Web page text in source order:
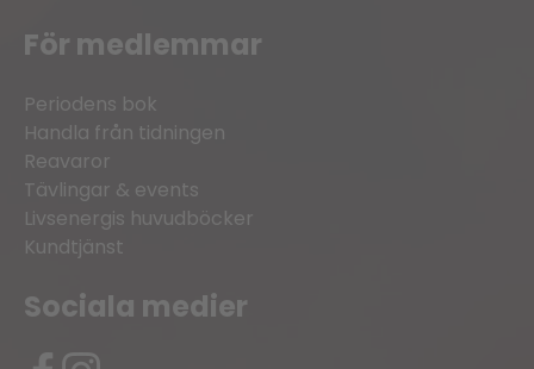
För medlemmar
Periodens bok
Handla från tidningen
Reavaror
Tävlingar & events
Livsenergis huvudböcker
Kundtjänst
Sociala medier